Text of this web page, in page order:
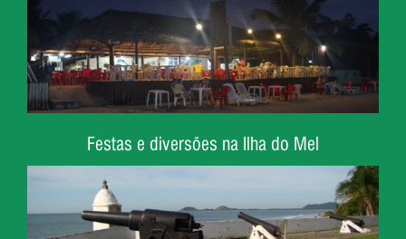
Festas e diversões na Ilha do Mel